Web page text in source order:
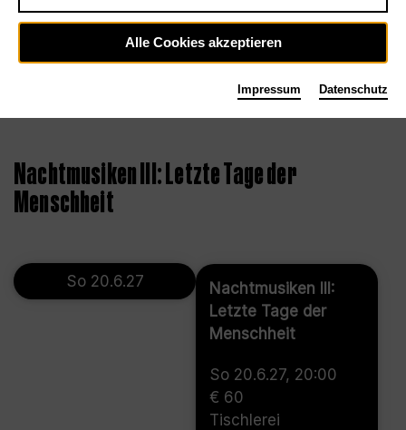
Nachtmusiken III: Letzte Tage der
Menschheit
So 20.6.27
Nachtmusiken III:
Letzte Tage der
Menschheit
So 20.6.27, 20:00
€ 60
Tischlerei
Alle Cookies akzeptieren
Impressum Datenschutz